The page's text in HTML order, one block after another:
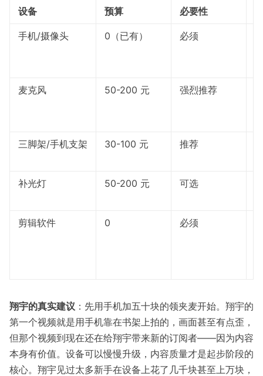
设备 预算 必要性
手机/摄像头 0（已有） 必须
麦克风 50-200 元 强烈推荐
三脚架/手机支架 30-100 元 推荐
补光灯 50-200 元 可选
剪辑软件 0 必须
翔宇的真实建议 ：先用手机加五十块的领夹麦开始。翔宇的
第一个视频就是用手机靠在书架上拍的，画面甚至有点歪，
但那个视频到现在还在给翔宇带来新的订阅者——因为内容
本身有价值。设备可以慢慢升级，内容质量才是起步阶段的
核心。翔宇见过太多新手在设备上花了几千块甚至上万块，